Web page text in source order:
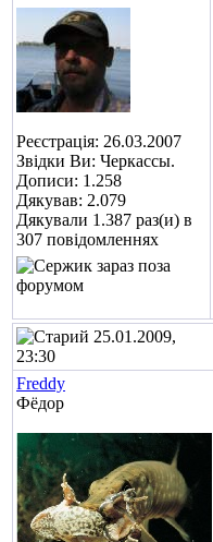
Реєстрація: 26.03.2007
Звідки Ви: Черкассы.
Дописи: 1.258
Дякував: 2.079
Дякували 1.387 раз(и) в
307 повідомленнях
25.01.2009,
23:30
Freddy
Фёдор